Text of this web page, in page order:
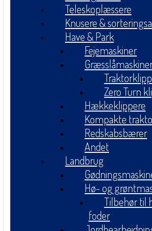
Teleskoplæssere
Knusere &
Have & Park
Fejemaskiner
Zero Turn
Hækkeklippere
Kompakte
Redskabsbærer
Andet
Landbrug
Hø- og
Tilbehør til
foder